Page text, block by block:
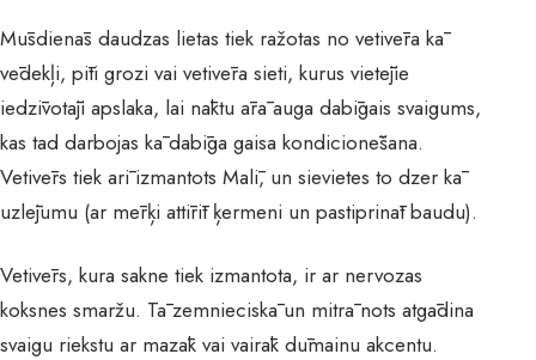
Mūsdienās daudzas lietas tiek ražotas no vetivēra kā
vēdekļi, pīti grozi vai vetivēra sieti, kurus vietējie
iedzīvotāji apslaka, lai nāktu ārā auga dabīgais svaigums,
kas tad darbojas kā dabīga gaisa kondicionēšana.
Vetivērs tiek arī izmantots Malī, un sievietes to dzer kā
uzlējumu (ar mērķi attīrīt ķermeni un pastiprināt baudu).
Vetivērs, kura sakne tiek izmantota, ir ar nervozas
koksnes smaržu. Tā zemnieciskā un mitrā nots atgādina
svaigu riekstu ar mazāk vai vairāk dūmainu akcentu.